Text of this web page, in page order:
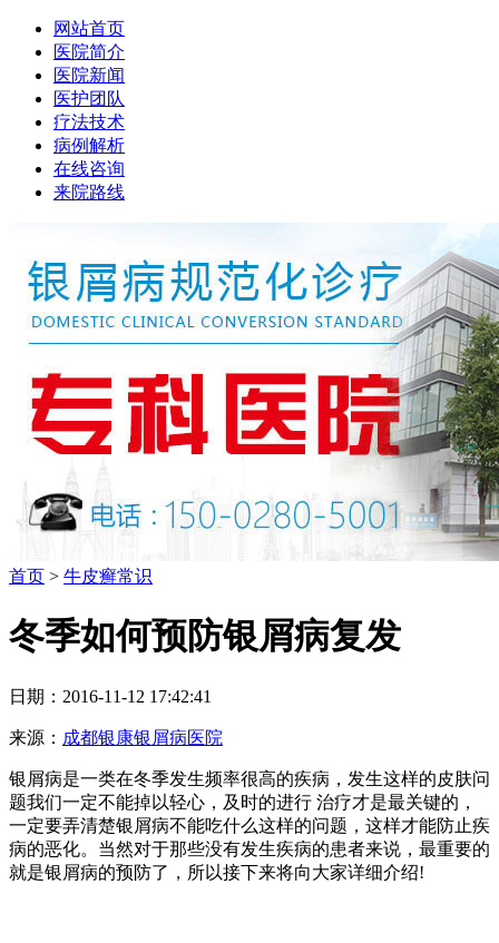
网站首页
医院简介
医院新闻
医护团队
疗法技术
病例解析
在线咨询
来院路线
首页 > 牛皮癣常识
冬季如何预防银屑病复发
日期：2016-11-12 17:42:41
来源： 成都银康银屑病医院
银屑病是一类在冬季发生频率很高的疾病，发生这样的皮肤问
题我们一定不能掉以轻心，及时的进行 治疗才是最关键的，
一定要弄清楚银屑病不能吃什么这样的问题，这样才能防止疾
病的恶化。当然对于那些没有发生疾病的患者来说，最重要的
就是银屑病的预防了，所以接下来将向大家详细介绍!